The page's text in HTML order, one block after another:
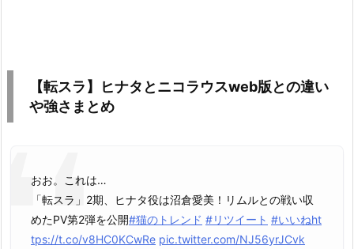
【転スラ】ヒナタとニコラウスweb版との違い
や強さまとめ
おお。これは…
「転スラ」2期、ヒナタ役は沼倉愛美！リムルとの戦い収
めたPV第2弾を公開#猫のトレンド #リツイート #いいねht
tps://t.co/v8HC0KCwRe pic.twitter.com/NJ56yrJCvk